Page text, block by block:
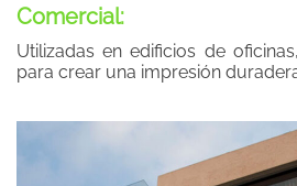
Comercial:
Utilizadas en edificios de
para crear una impresión